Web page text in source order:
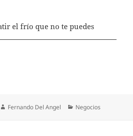
el frío que no te puedes
Autor
Fernando Del Angel Categorías
Negocios